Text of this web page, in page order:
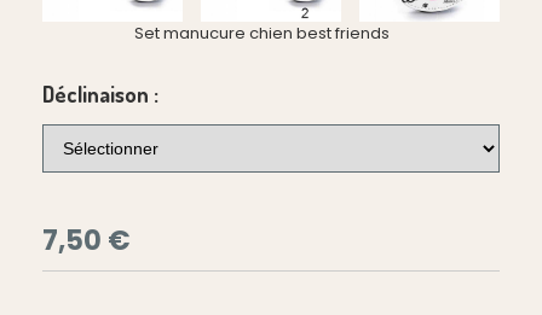
Set manucure chien best friends
Déclinaison :
7,50 €